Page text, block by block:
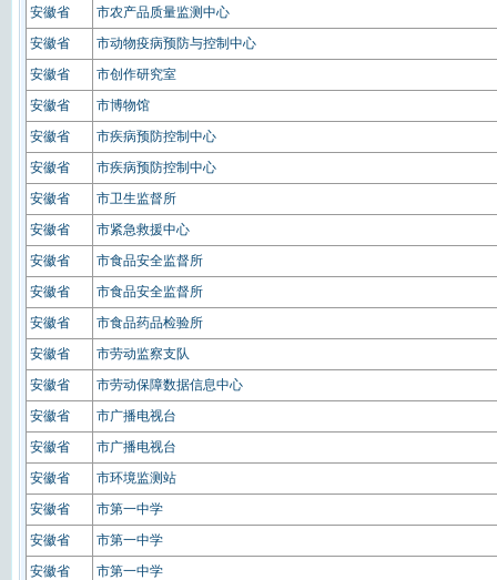
安徽省
市农产品质量监测中心
安徽省
市动物疫病预防与控制中心
安徽省
市创作研究室
安徽省
市博物馆
安徽省
市疾病预防控制中心
安徽省
市疾病预防控制中心
安徽省
市卫生监督所
安徽省
市紧急救援中心
安徽省
市食品安全监督所
安徽省
市食品安全监督所
安徽省
市食品药品检验所
安徽省
市劳动监察支队
安徽省
市劳动保障数据信息中心
安徽省
市广播电视台
安徽省
市广播电视台
安徽省
市环境监测站
安徽省
市第一中学
安徽省
市第一中学
安徽省
市第一中学